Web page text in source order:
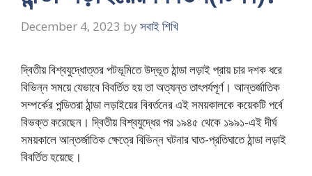
December 4, 2023 by সবাই শিখি
দ্বিতীয় বিশ্বযুদ্ধোত্তর পটভূমিতে উদ্ভূত ঠান্ডা লড়াই প্রায় চার দশক ধরে
বিভিন্ন সময়ে যেভাবে বিবর্তিত হয় তা অত্যন্ত তাৎপর্যপূর্ণ। আন্তর্জাতিক
সম্পর্কের পন্ডিতরা ঠান্ডা লড়াইয়ের বিবর্তনের এই সময়কালকে কয়েকটি পর্বে
বিভক্ত করেছেন। দ্বিতীয় বিশ্বযুদ্ধের পর ১৯৪৫ থেকে ১৯৯১-এই দীর্ঘ
সময়কালে আন্তর্জাতিক ক্ষেত্রে বিভিন্ন ঘটনার ঘাত-প্রতিঘাতে ঠান্ডা লড়াই
বিবর্তিত হয়েছে।